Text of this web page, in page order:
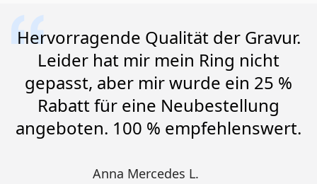
Hervorragende Qualität der Gravur.
Leider hat mir mein Ring nicht
gepasst, aber mir wurde ein 25 %
Rabatt für eine Neubestellung
angeboten. 100 % empfehlenswert.
Anna Mercedes L.